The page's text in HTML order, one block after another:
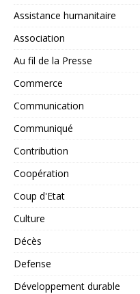
Assistance humanitaire
Association
Au fil de la Presse
Commerce
Communication
Communiqué
Contribution
Coopération
Coup d'Etat
Culture
Décès
Defense
Développement durable